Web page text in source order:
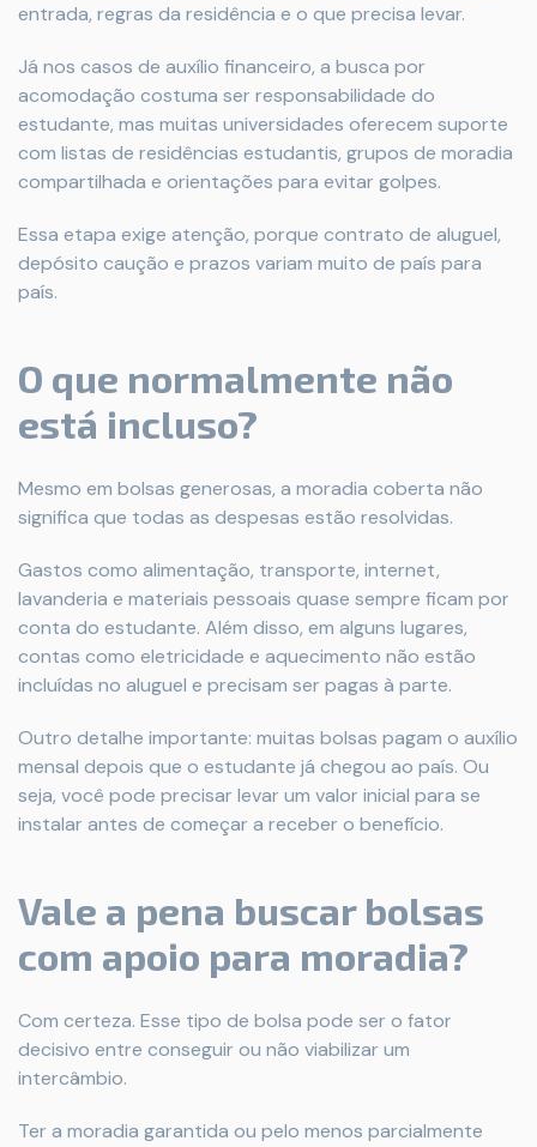
entrada, regras da residência e o que precisa levar.
Já nos casos de auxílio financeiro, a busca por
acomodação costuma ser responsabilidade do
estudante, mas muitas universidades oferecem suporte
com listas de residências estudantis, grupos de moradia
compartilhada e orientações para evitar golpes.
Essa etapa exige atenção, porque contrato de aluguel,
depósito caução e prazos variam muito de país para
país.
O que normalmente não
está incluso?
Mesmo em bolsas generosas, a moradia coberta não
significa que todas as despesas estão resolvidas.
Gastos como alimentação, transporte, internet,
lavanderia e materiais pessoais quase sempre ficam por
conta do estudante. Além disso, em alguns lugares,
contas como eletricidade e aquecimento não estão
incluídas no aluguel e precisam ser pagas à parte.
Outro detalhe importante: muitas bolsas pagam o auxílio
mensal depois que o estudante já chegou ao país. Ou
seja, você pode precisar levar um valor inicial para se
instalar antes de começar a receber o benefício.
Vale a pena buscar bolsas
com apoio para moradia?
Com certeza. Esse tipo de bolsa pode ser o fator
decisivo entre conseguir ou não viabilizar um
intercâmbio.
Ter a moradia garantida ou pelo menos parcialmente